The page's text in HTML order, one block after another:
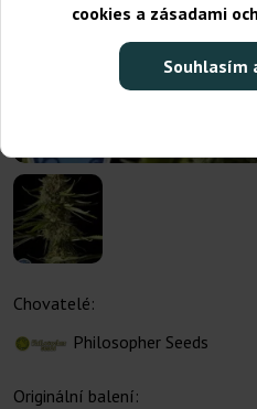
cookies a zásadami
Souhlasím
Chovatelé:
Philosopher Seeds
Originální balení: